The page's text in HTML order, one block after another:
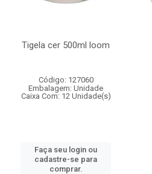
Tigela cer 500ml loom
Código: 127060
Embalagem: Unidade
Caixa Com: 12 Unidade(s)
Faça seu login ou
cadastre-se para
comprar.